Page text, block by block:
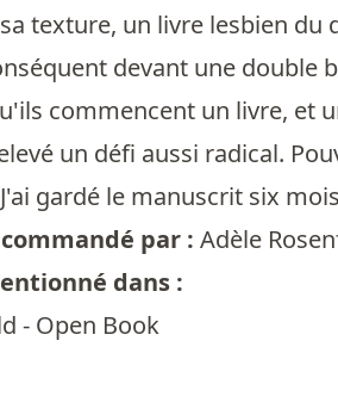
texture, un livre lesbien du
devant une double
commencent un livre, et
un défi aussi radical.
gardé le manuscrit six
par : Adèle
dans :
- Open Book